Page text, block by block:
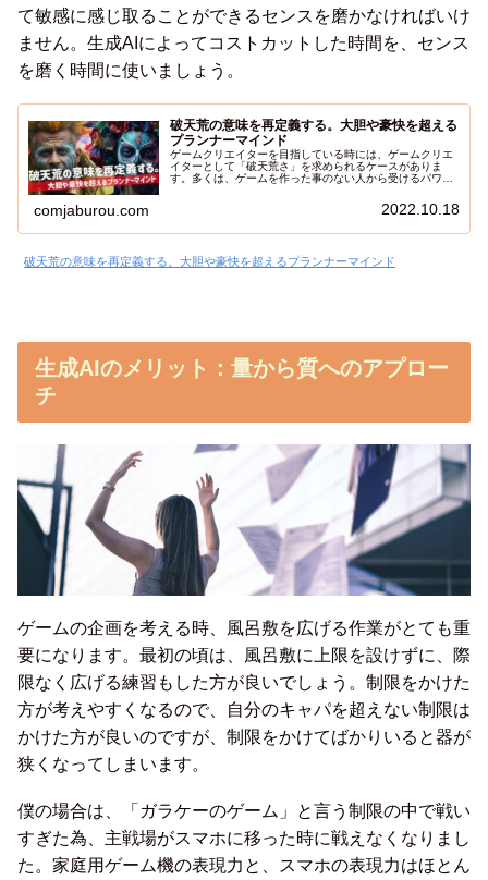
て敏感に感じ取ることができるセンスを磨かなければいけ
ません。生成AIによってコストカットした時間を、センス
を磨く時間に使いましょう。
破天荒の意味を再定義する。大胆や豪快を超える
プランナーマインド
ゲームクリエイターを目指している時には、ゲームクリエ
イターとして「破天荒さ」を求められるケースがありま
す。多くは、ゲームを作った事のない人から受けるパワハ
まうケースもあります。今日の記事は、その破天荒パワハ
ラを受ける前に知っておいてほしいワクチンのような記事
comjaburou.com 2022.10.18
破天荒の意味を再定義する。大胆や豪快を超えるプランナーマインド
生成AIのメリット：量から質へのアプロー
チ
ゲームの企画を考える時、風呂敷を広げる作業がとても重
要になります。最初の頃は、風呂敷に上限を設けずに、際
限なく広げる練習もした方が良いでしょう。制限をかけた
方が考えやすくなるので、自分のキャパを超えない制限は
かけた方が良いのですが、制限をかけてばかりいると器が
狭くなってしまいます。
僕の場合は、「ガラケーのゲーム」と言う制限の中で戦い
すぎた為、主戦場がスマホに移った時に戦えなくなりまし
た。家庭用ゲーム機の表現力と、スマホの表現力はほとん